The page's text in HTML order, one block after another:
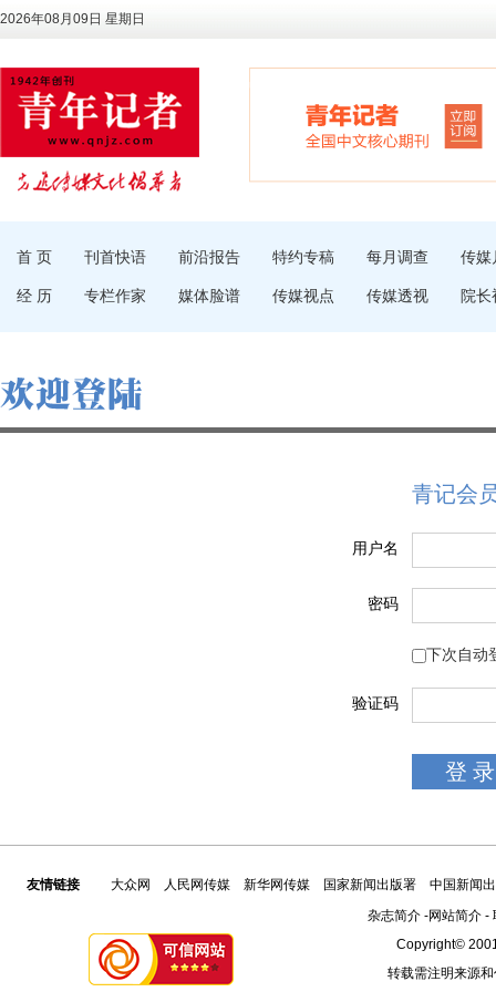
2026年08月09日 星期日
首 页 刊首快语 前沿报告 特约专稿 每月调查 传媒
经 历 专栏作家 媒体脸谱 传媒视点 传媒透视 院长
青记会
用户名
密码
下次自动
验证码
友情链接 大众网 人民网传媒 新华网传媒 国家新闻出版署
中国新闻
杂志简介 -网站简介 -
Copyright©
转载需注明来源